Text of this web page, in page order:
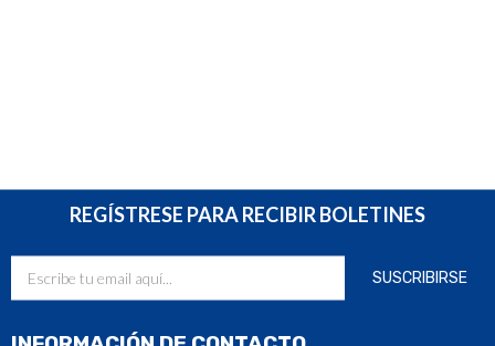
REGÍSTRESE PARA RECIBIR BOLETINES